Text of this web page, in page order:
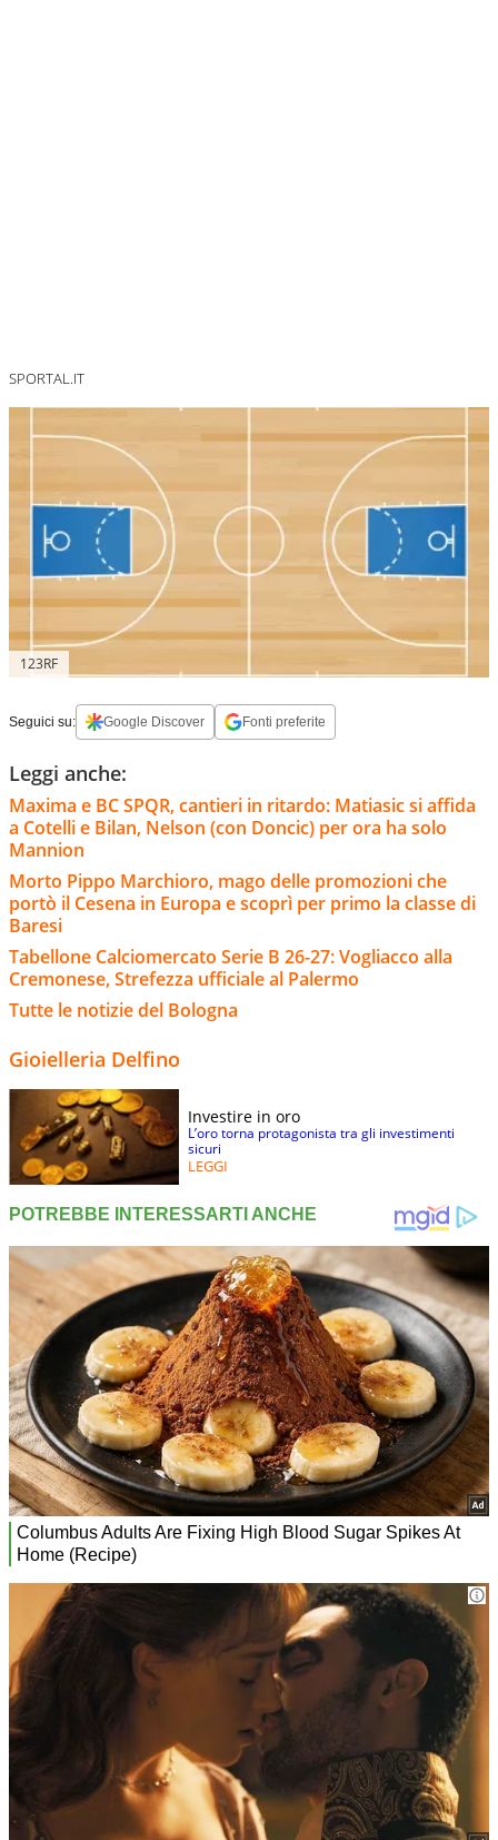
SPORTAL.IT
123RF
Seguici su: Google Discover Fonti preferite
Leggi anche:
Maxima e BC SPQR, cantieri in ritardo: Matiasic si affida
a Cotelli e Bilan, Nelson (con Doncic) per ora ha solo
Mannion
Morto Pippo Marchioro, mago delle promozioni che
portò il Cesena in Europa e scoprì per primo la classe di
Baresi
Tabellone Calciomercato Serie B 26-27: Vogliacco alla
Cremonese, Strefezza ufficiale al Palermo
Tutte le notizie del Bologna
Gioielleria Delfino
Investire in oro
L’oro torna protagonista tra gli investimenti
sicuri
LEGGI